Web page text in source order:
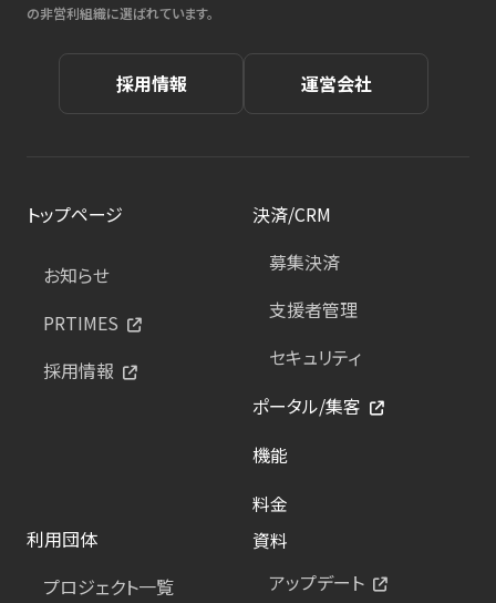
の非営利組織に選ばれています。
採用情報 運営会社
トップページ
お知らせ
PRTIMES
採用情報
決済/CRM
募集決済
支援者管理
セキュリティ
ポータル/集客
機能
料金
利用団体
プロジェクト一覧
資料
アップデート